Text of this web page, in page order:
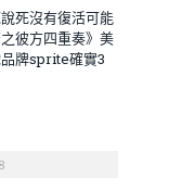
死沒有復活可能
彼方四重奏》美
牌sprite確實3